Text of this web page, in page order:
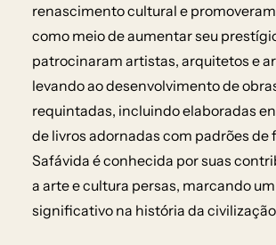
renascimento cultural e
como meio de aumentar seu
patrocinaram artistas, arquitetos e
levando ao desenvolvimento de
requintadas, incluindo elaboradas
de livros adornadas com padrões de
Safávida é conhecida por suas
a arte e cultura persas, marcando
significativo na história da